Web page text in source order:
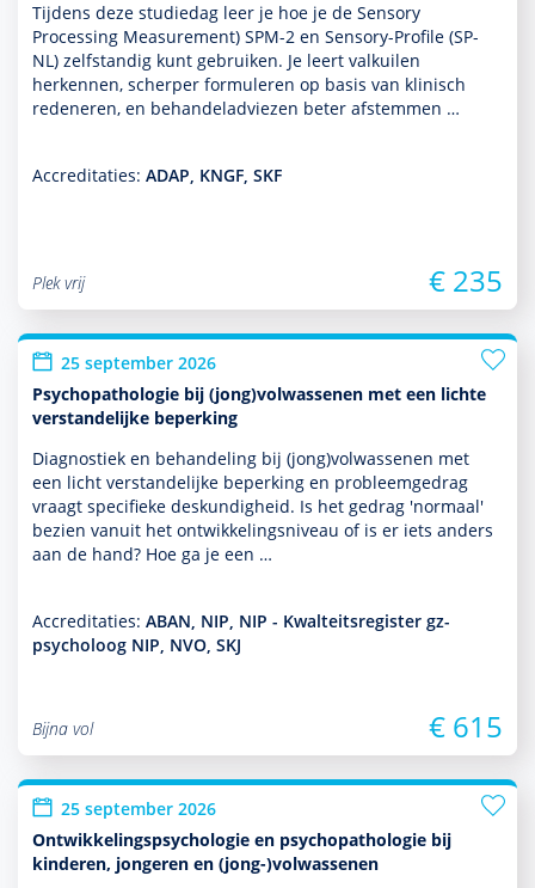
Tijdens deze studiedag leer je hoe je de Sensory
Processing Measurement) SPM-2 en Sensory-Profile (SP-
NL) zelf­standig kunt gebruiken. Je leert valkuilen
herkennen, scherper formuleren op basis van klinisch
redeneren, en behan­deladviezen beter afstemmen …
Accreditaties: ADAP, KNGF, SKF
Plek vrij € 235
25 september 2026
Psychopathologie bij (jong)volwassenen met een lichte
verstandelijke beperking
Diagnostiek en behan­del­ing bij (jong)vol­was­senen met
een licht ver­stande­lijke beper­king en probleemgedrag
vraagt speci­fieke des­kun­dig­heid. Is het gedrag 'normaal'
bezien vanuit het ont­wikke­lingsniveau of is er iets anders
aan de hand? Hoe ga je een …
Accreditaties: ABAN, NIP, NIP - Kwalteitsregister gz-
psycholoog NIP, NVO, SKJ
Bijna vol € 615
25 september 2026
Ontwikkelingspsychologie en psychopathologie bij
kinderen, jongeren en (jong-)volwassenen